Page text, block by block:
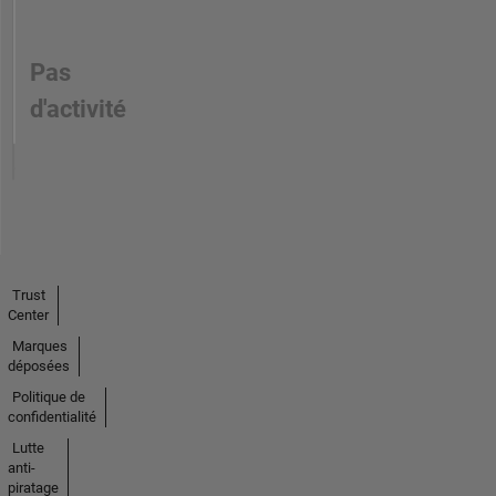
Pas
d'activité
Trust
Center
Marques
déposées
Politique de
confidentialité
Lutte
anti-
piratage